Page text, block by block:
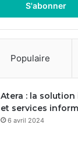
Populaire
Atera : la solution
et services
6 avril 2024